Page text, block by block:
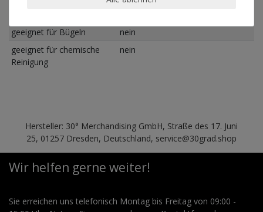
geeignet für Bügeln
nein
geeignet für chemische
Reinigung
nein
Hersteller: 30° Merchandising GmbH, Straße des 17. Juni
25, 01257 Dresden, Deutschland, service@30grad.shop
Wir helfen gerne weiter!
Sie erreichen uns telefonisch Montag bis Freitag von 09:00 -